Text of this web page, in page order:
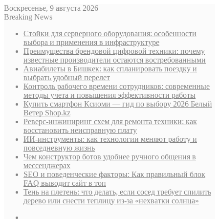
Воскресенье, 9 августа 2026
Breaking News
Стойки для серверного оборудования: особенности
выбора и применения в инфраструктуре
Преимущества брендовой цифровой техники: почему
известные производители остаются востребованными
Авиабилеты в Бишкек: как спланировать поездку и
выбрать удобный перелет
Контроль рабочего времени сотрудников: современные
методы учета и повышения эффективности работы
Купить смартфон Ксиоми — гид по выбору 2026 Белый
Ветер Shop.kz
Реверс-инжиниринг схем для ремонта техники: как
восстановить неисправную плату
ИИ-инструменты: как технологии меняют работу и
повседневную жизнь
Чем конструктор ботов удобнее ручного общения в
мессенджерах
SEO и поведенческие факторы: Как правильный блок
FAQ выводит сайт в топ
Тень на плетень: что делать, если сосед требует спилить
дерево или снести теплицу из-за «нехватки солнца»